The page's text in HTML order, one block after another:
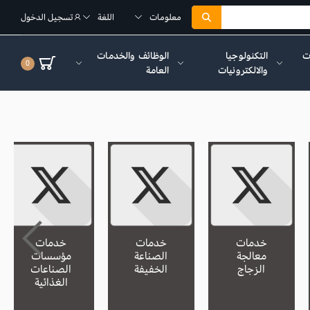
معلومات اللغة تسجيل الدخول
التكنولوجيا
والالكترونيات
الوظائف والخدمات
العامة
0
خدمات
معالجة
الزجاج
خدمات
الصناعة
الخفيفة
خدمات
مؤسسات
الصناعات
الغذائية